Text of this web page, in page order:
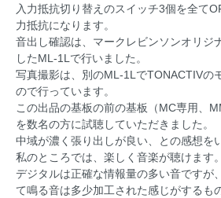
入力抵抗切り替えのスイッチ3個を全て
力抵抗になります。
音出し確認は、マークレビンソンオリジ
したML-1Lで行いました。
写真撮影は、別のML-1LでTONACTIVの
ので行っています。
この出品の基板の前の基板（MC専用、
を数名の方に試聴していただきました。
中域が濃く張り出しが良い、との感想を
私のところでは、楽しく音楽が聴けます。
デジタルは正確な情報量の多い音ですが
て鳴る音は多少加工された感じがするも